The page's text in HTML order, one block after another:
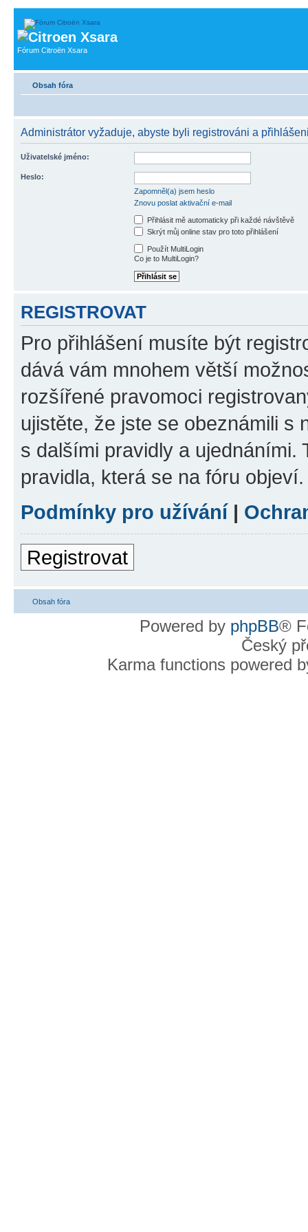
Fórum Citroën Xsara
Obsah fóra
Administrátor vyžaduje, abyste byli registrováni a
Uživatelské jméno:
Heslo:
Zapomněl(a) jsem heslo
Znovu poslat aktivační e-mail
Přihlásit mě automaticky při každé návštěvě
Skrýt můj online stav pro toto přihlášení
Použít MultiLogin
Co je to MultiLogin?
REGISTROVAT
Pro přihlášení musíte být
dává vám mnohem větší
rozšířené pravomoci
ujistěte, že jste se obeznámili s
s dalšími pravidly a ujednáními.
pravidla, která se na fóru objeví.
Podmínky pro užívání |
Registrovat
Obsah fóra
Powered by phpBB®
Český
Karma functions powered